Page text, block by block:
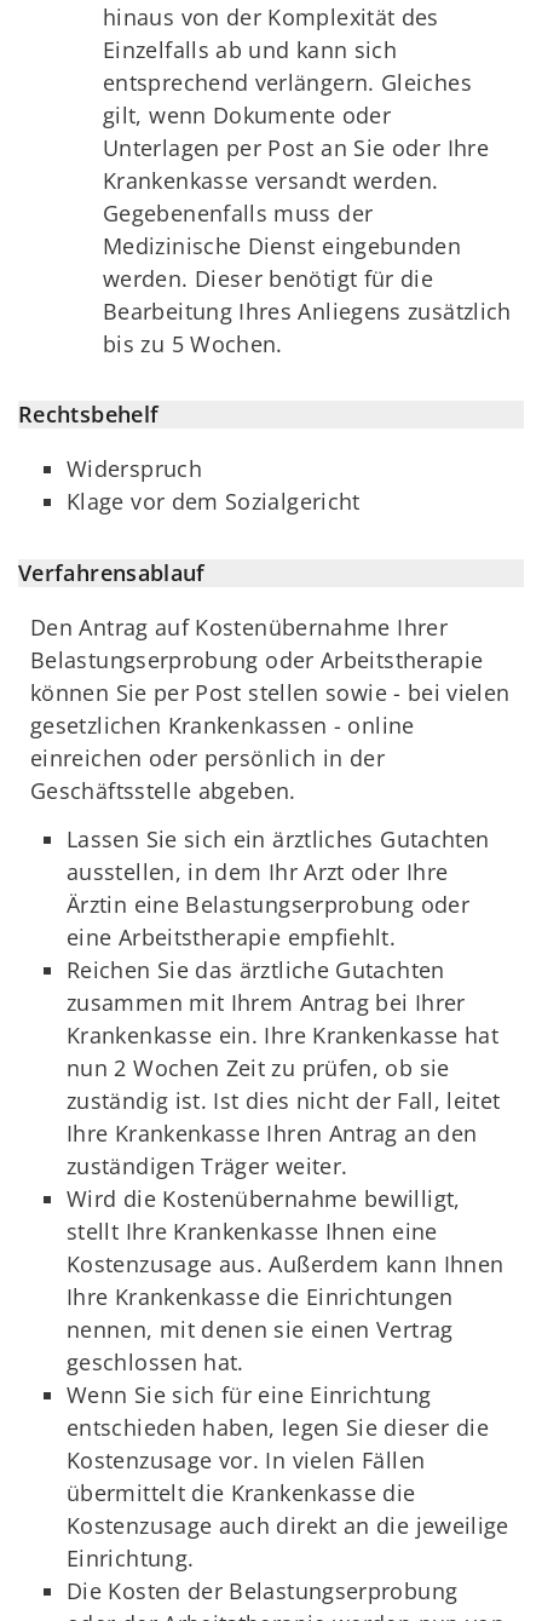
hinaus von der Komplexität des
Einzelfalls ab und kann sich
entsprechend verlängern. Gleiches
gilt, wenn Dokumente oder
Unterlagen per Post an Sie oder Ihre
Krankenkasse versandt werden.
Gegebenenfalls muss der
Medizinische Dienst eingebunden
werden. Dieser benötigt für die
Bearbeitung Ihres Anliegens zusätzlich
bis zu 5 Wochen.
Rechtsbehelf
Widerspruch
Klage vor dem Sozialgericht
Verfahrensablauf
Den Antrag auf Kostenübernahme Ihrer
Belastungserprobung oder Arbeitstherapie
können Sie per Post stellen sowie - bei vielen
gesetzlichen Krankenkassen - online
einreichen oder persönlich in der
Geschäftsstelle abgeben.
Lassen Sie sich ein ärztliches Gutachten
ausstellen, in dem Ihr Arzt oder Ihre
Ärztin eine Belastungserprobung oder
eine Arbeitstherapie empfiehlt.
Reichen Sie das ärztliche Gutachten
zusammen mit Ihrem Antrag bei Ihrer
Krankenkasse ein. Ihre Krankenkasse hat
nun 2 Wochen Zeit zu prüfen, ob sie
zuständig ist. Ist dies nicht der Fall, leitet
Ihre Krankenkasse Ihren Antrag an den
zuständigen Träger weiter.
Wird die Kostenübernahme bewilligt,
stellt Ihre Krankenkasse Ihnen eine
Kostenzusage aus. Außerdem kann Ihnen
Ihre Krankenkasse die Einrichtungen
nennen, mit denen sie einen Vertrag
geschlossen hat.
Wenn Sie sich für eine Einrichtung
entschieden haben, legen Sie dieser die
Kostenzusage vor. In vielen Fällen
übermittelt die Krankenkasse die
Kostenzusage auch direkt an die jeweilige
Einrichtung.
Die Kosten der Belastungserprobung